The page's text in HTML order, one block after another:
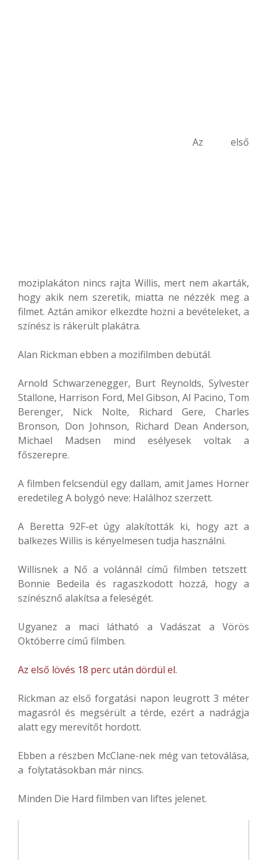
Az első
moziplakáton nincs rajta Willis, mert nem akarták,
hogy akik nem szeretik, miatta ne nézzék meg a
filmet. Aztán amikor elkezdte hozni a bevételeket, a
színész is rákerült plakátra.
Alan Rickman ebben a mozifilmben debütál.
Arnold Schwarzenegger, Burt Reynolds, Sylvester
Stallone, Harrison Ford, Mel Gibson, Al Pacino, Tom
Berenger, Nick Nolte, Richard Gere, Charles
Bronson, Don Johnson, Richard Dean Anderson,
Michael Madsen mind esélyesek voltak a
főszerepre.
A filmben felcsendül egy dallam, amit James Horner
eredetileg A bolygó neve: Halálhoz szerzett.
A Beretta 92F-et úgy alakították ki, hogy azt a
balkezes Willis is kényelmesen tudja használni.
Willisnek a Nő a volánnál című filmben tetszett
Bonnie Bedeila és ragaszkodott hozzá, hogy a
színésznő alakítsa a feleségét.
Ugyanez a maci látható a Vadászat a Vörös
Októberre című filmben.
Az első lövés 18 perc után dördül el.
Rickman az első forgatási napon leugrott 3 méter
magasról és megsérült a térde, ezért a nadrágja
alatt egy merevítőt hordott.
Ebben a részben McClane-nek még van tetoválása,
a folytatásokban már nincs.
Minden Die Hard filmben van liftes jelenet.